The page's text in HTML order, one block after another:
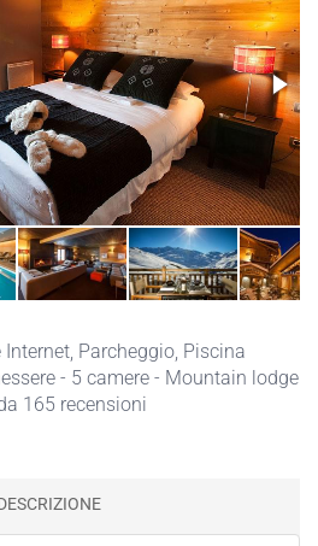
Parcheggio, Piscina
- 5 camere - Mountain lodge
165 recensioni